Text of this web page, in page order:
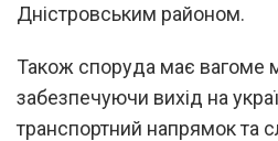
Дністровським районом.
Також споруда має вагоме
забезпечуючи вихід на
транспортний напрямок та